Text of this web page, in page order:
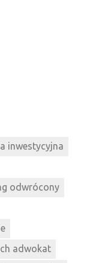
inwestycyjna
odwrócony
adwokat